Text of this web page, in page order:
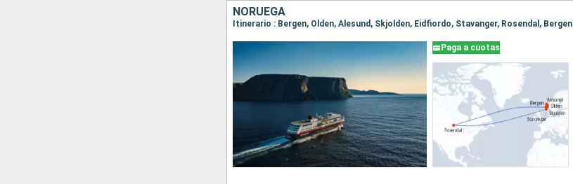
NORUEGA
Itinerario : Bergen, Olden, Alesund, Skjolden, Eidfiordo, Stavanger, Rosendal, Bergen
Paga a cuotas